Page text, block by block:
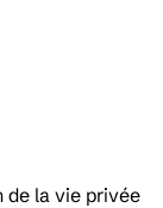
de la vie privée